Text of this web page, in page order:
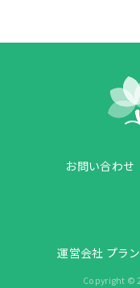
お問い合わせ
運営会社 プラ
Copyright ©